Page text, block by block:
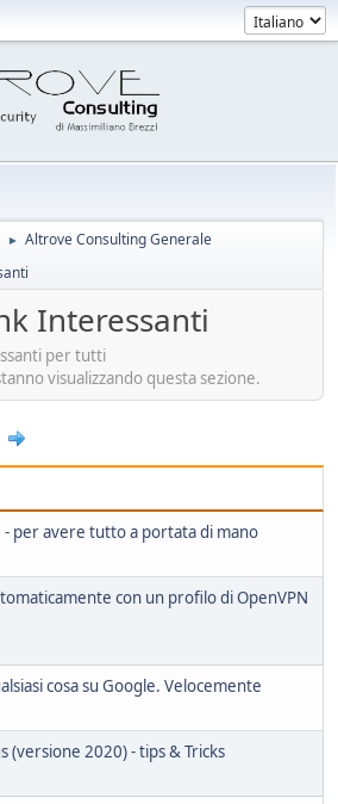
► Altrove Consulting Generale
Interessanti
per tutti
visualizzando questa sezione.
- per avere tutto a portata di mano
con un profilo di OpenVPN
cosa su Google. Velocemente
(versione 2020) - tips & Tricks